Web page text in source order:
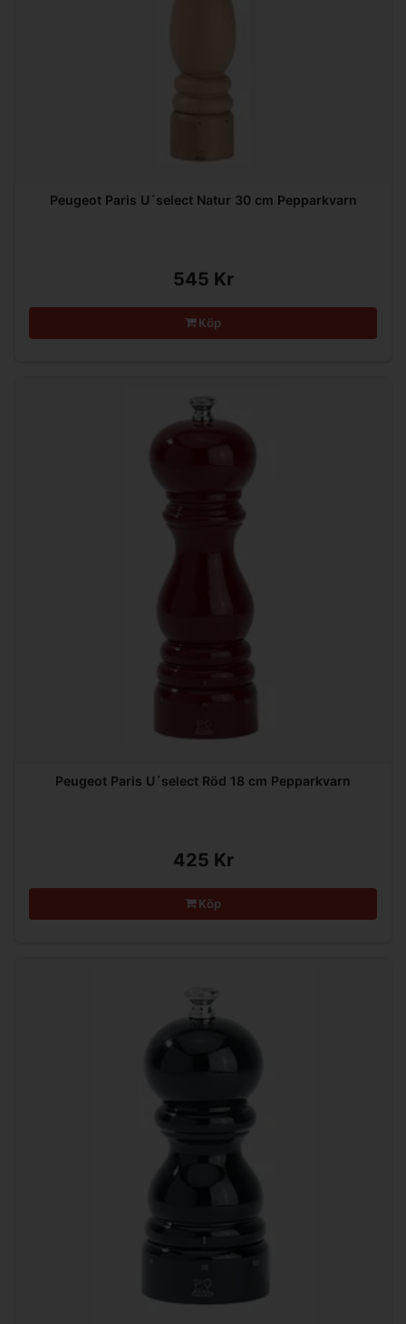
Peugeot Paris U´select Natur 30 cm Pepparkvarn
545 Kr
Köp
Peugeot Paris U´select Röd 18 cm Pepparkvarn
425 Kr
Köp